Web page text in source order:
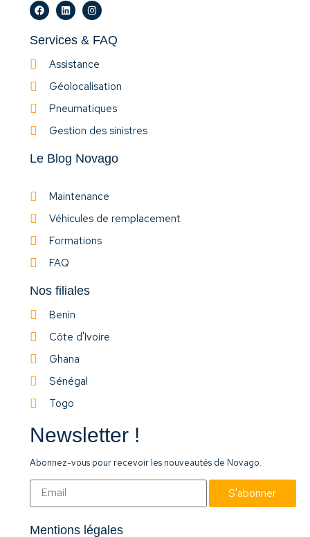
Services & FAQ
Assistance
Géolocalisation
Pneumatiques
Gestion des sinistres
Le Blog Novago
Maintenance
Véhicules de remplacement
Formations
FAQ
Nos filiales
Benin
Côte d'Ivoire
Ghana
Sénégal
Togo
Newsletter !
Abonnez-vous pour recevoir les nouveautés de Novago.
S'abonner
Mentions légales